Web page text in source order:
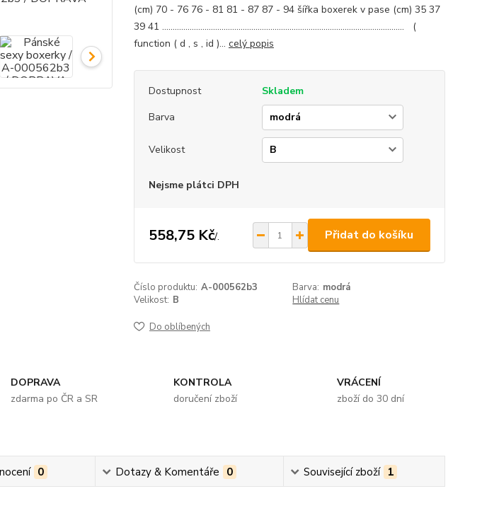
(cm) 70 - 76 76 - 81 81 - 87 87 - 94 šířka boxerek v pase (cm) 35 37
39 41 .................................................................................................................. (
function ( d , s , id )... celý popis
Dostupnost
Skladem
Barva
Velikost
Nejsme plátci DPH
558,75 Kč/. Přidat do košíku
Číslo produktu: A-000562b3 Barva: modrá
Velikost: B Hlídat cenu
Do oblíbených
DOPRAVA
zdarma po ČR a SR
KONTROLA
doručení zboží
VRÁCENÍ
zboží do 30 dní
0 Dotazy & Komentáře 0 Související zboží 1